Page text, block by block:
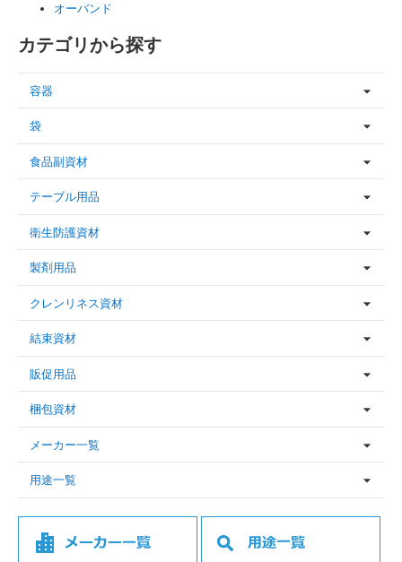
オーバンド
カテゴリから探す
容器
袋
食品副資材
テーブル用品
衛生防護資材
製剤用品
クレンリネス資材
結束資材
販促用品
梱包資材
メーカー一覧
用途一覧